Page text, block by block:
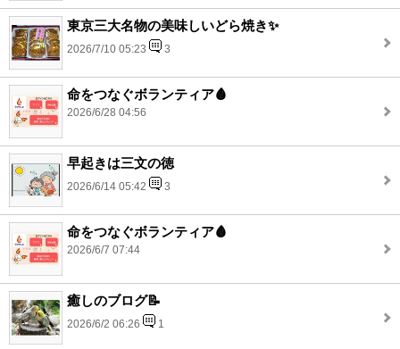
東京三大名物の美味しいどら焼き✨
2026/7/10 05:23 3
命をつなぐボランティア🩸
2026/6/28 04:56
早起きは三文の徳
2026/6/14 05:42 3
命をつなぐボランティア🩸
2026/6/7 07:44
癒しのブログ📝
2026/6/2 06:26 1